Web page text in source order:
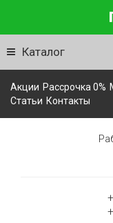
Каталог
Акции Рассрочка 0%
Статьи Контакты